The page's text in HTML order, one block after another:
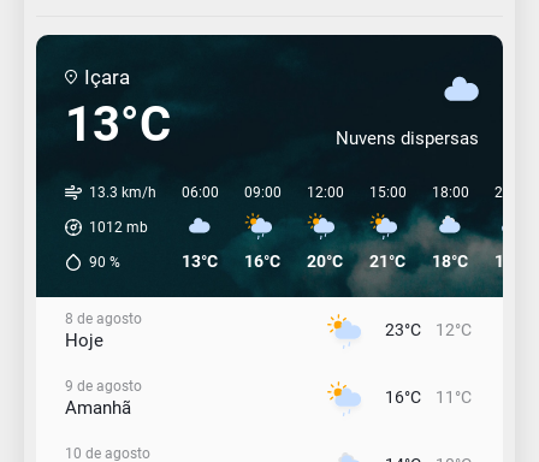
Içara
13°C Nuvens dispersas
13.3 km/h
1012 mb
90 %
06:00
13°C
09:00
16°C
12:00
20°C
15:00
21°C
18:00
18°C
21:00
17°C
8 de agosto
Hoje 23°C 12°C
9 de agosto
Amanhã 16°C 11°C
10 de agosto